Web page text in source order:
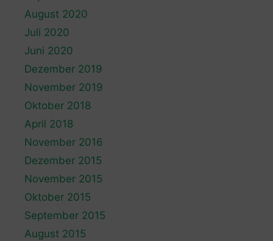
August 2020
Juli 2020
Juni 2020
Dezember 2019
November 2019
Oktober 2018
April 2018
November 2016
Dezember 2015
November 2015
Oktober 2015
September 2015
August 2015